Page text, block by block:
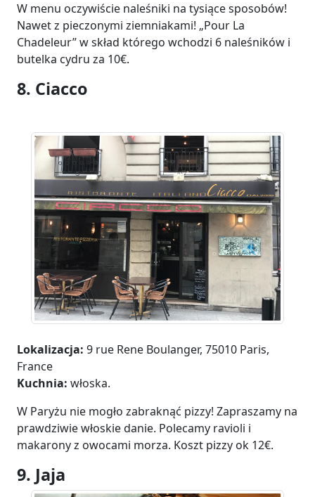
W menu oczywiście naleśniki na tysiące sposobów!
Nawet z pieczonymi ziemniakami! „Pour La
Chadeleur” w skład którego wchodzi 6 naleśników i
butelka cydru za 10€.
8. Ciacco
Lokalizacja: 9 rue Rene Boulanger, 75010 Paris,
France
Kuchnia: włoska.
W Paryżu nie mogło zabraknąć pizzy! Zapraszamy na
prawdziwie włoskie danie. Polecamy ravioli i
makarony z owocami morza. Koszt pizzy ok 12€.
9. Jaja